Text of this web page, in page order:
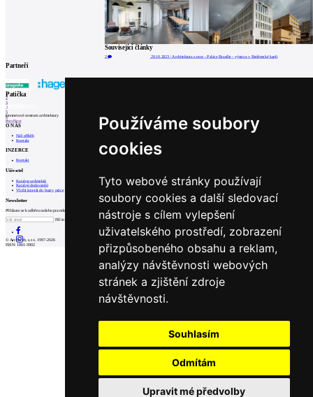
Používáme soubory
cookies
Tyto webové stránky používají
soubory cookies a další sledovací
nástroje s cílem vylepšení
uživatelského prostředí, zobrazení
přizpůsobeného obsahu a reklam,
analýzy návštěvnosti webových
stránek a zjištění zdroje
návštěvnosti.
Souhlasím
Odmítám
Upravit mé předvolby
Související články
2 29.10.2023 |Architektura a moc - Paláce Brasílie - výstava v Betlémské kapli
Partneři
1
2
3
4
5
6
PrevNext
Patička
internetové centrum architektury
O NÁS
Náš příběh
Kontakt
INZERCE
Kontakt
Uživatel
Katalog architektů
Katalog dodavatelů
Vložit inzerát do burzy práce
Newsletter
Přihlaste se k odběru našeho pravidelného týdenního newsletteru:
Fill in „nospam“
© Archiweb, s.r.o. 1997-2026
ISSN: 1801-3902